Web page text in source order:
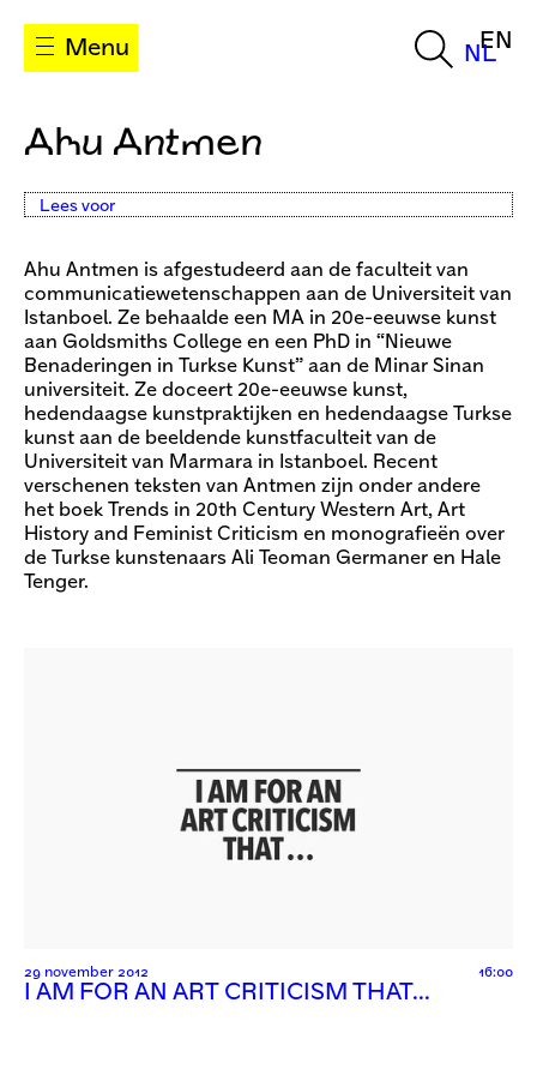
Menu NL
EN
Ahu Antmen
Lees voor
Ahu Antmen is afgestudeerd aan de faculteit van
communicatiewetenschappen aan de Universiteit van
Istanboel. Ze behaalde een MA in 20e-eeuwse kunst
aan Goldsmiths College en een PhD in “Nieuwe
Benaderingen in Turkse Kunst” aan de Minar Sinan
universiteit. Ze doceert 20e-eeuwse kunst,
hedendaagse kunstpraktijken en hedendaagse Turkse
kunst aan de beeldende kunstfaculteit van de
Universiteit van Marmara in Istanboel. Recent
verschenen teksten van Antmen zijn onder andere
het boek Trends in 20th Century Western Art, Art
History and Feminist Criticism en monografieën over
de Turkse kunstenaars Ali Teoman Germaner en Hale
Tenger.
29 november 2012 16:00
I AM FOR AN ART CRITICISM THAT…